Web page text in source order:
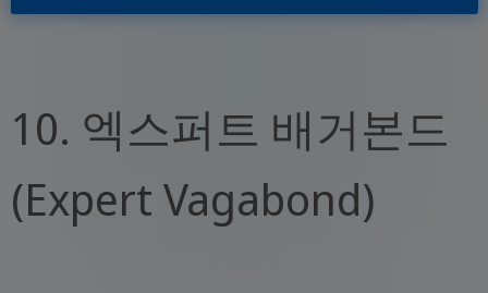
10. 엑스퍼트 배거본드
(Expert Vagabond)